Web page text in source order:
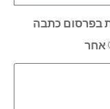
בפרסום כתבה
אחר